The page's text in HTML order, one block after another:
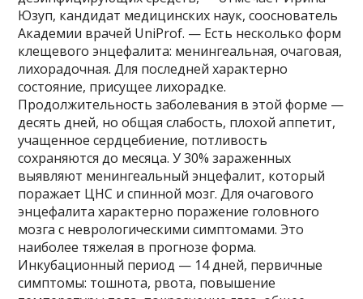
Юзуп, кандидат медицинских наук, сооснователь
Академии врачей UniProf. — Есть несколько форм
клещевого энцефалита: менингеальная, очаговая,
лихорадочная. Для последней характерно
состояние, присущее лихорадке.
Продолжительность заболевания в этой форме —
десять дней, но общая слабость, плохой аппетит,
учащенное сердцебиение, потливость
сохраняются до месяца. У 30% зараженных
выявляют менингеальный энцефалит, который
поражает ЦНС и спинной мозг. Для очагового
энцефалита характерно поражение головного
мозга с неврологическими симптомами. Это
наиболее тяжелая в прогнозе форма.
Инкубационный период — 14 дней, первичные
симптомы: тошнота, рвота, повышение